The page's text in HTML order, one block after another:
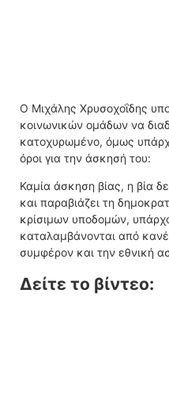
Ο Μιχάλης Χρυσοχοΐδης
κοινωνικών ομάδων να
κατοχυρωμένο, όμως
όροι για την άσκησή του:
Καμία άσκηση βίας, η βία
και παραβιάζει τη
κρίσιμων υποδομών,
καταλαμβάνονται από
συμφέρον και την εθνική
Δείτε το βίντεο: